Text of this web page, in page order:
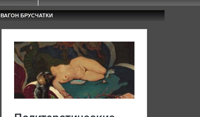
ВАГОН БРУСЧАТКИ